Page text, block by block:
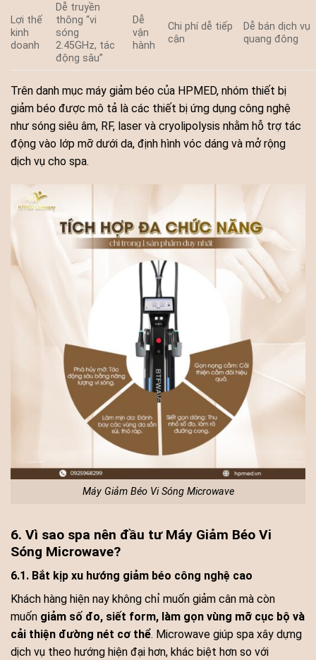
Lợi thế
kinh
doanh
Dễ truyền
thông “vi
sóng
2.45GHz, tác
động sâu”
Dễ
vận
hành
Chi phí dễ tiếp
cận
Dễ bán dịch vụ
quang đông
Trên danh mục máy giảm béo của HPMED, nhóm thiết bị
giảm béo được mô tả là các thiết bị ứng dụng công nghệ
như sóng siêu âm, RF, laser và cryolipolysis nhằm hỗ trợ tác
động vào lớp mỡ dưới da, định hình vóc dáng và mở rộng
dịch vụ cho spa.
Máy Giảm Béo Vi Sóng Microwave
6. Vì sao spa nên đầu tư Máy Giảm Béo Vi
Sóng Microwave?
6.1. Bắt kịp xu hướng giảm béo công nghệ cao
Khách hàng hiện nay không chỉ muốn giảm cân mà còn
muốn giảm số đo, siết form, làm gọn vùng mỡ cục bộ và
cải thiện đường nét cơ thể. Microwave giúp spa xây dựng
dịch vụ theo hướng hiện đại hơn, khác biệt hơn so với